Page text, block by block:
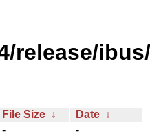
release/
File Size ↓ Date ↓
-
-